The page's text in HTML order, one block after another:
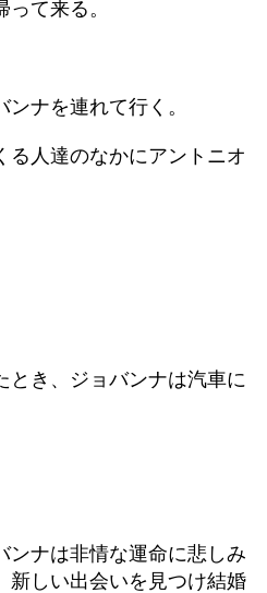
て来る。
ナを連れて行く。
る人達のなかにアントニオ
とき、ジョバンナは汽車に
ンナは非情な運命に悲しみ
新しい出会いを見つけ結婚